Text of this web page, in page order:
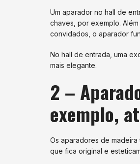
Um aparador no hall de
chaves, por exemplo.
convidados, o aparador
No hall de entrada, uma
mais elegante.
2 –
exemplo,
Os aparadores de
que fica original e